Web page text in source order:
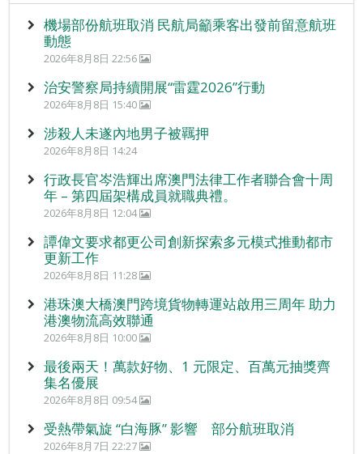
機場部份航班取消 民航局籲乘客出發前留意航班
動態
2026年8月8日 22:56
治安警察局持續開展“雷霆2026”行動
2026年8月8日 15:40
涉殺人未遂內地男子被羈押
2026年8月8日 14:24
行政長官岑浩輝出席澳門法律工作者聯合會十周
年 – 第四屆架構成員就職典禮。
2026年8月8日 12:04
譚偉文要求都更公司創新探索多元模式推動都市
更新工作
2026年8月8日 11:28
港珠澳大橋澳門跨境貨物轉運站啟用三周年 助力
港澳物流高效聯通
2026年8月8日 10:00
最後兩天！萬款好物、1 元限定、百萬元抽獎齊
集名優展
2026年8月8日 09:54
受熱帶氣旋 “白海豚” 影響 部分航班取消
2026年8月7日 22:27